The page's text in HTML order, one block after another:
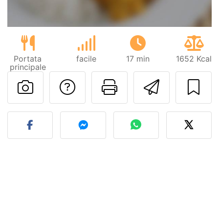
Portata
principale
facile 17 min 1652 Kcal
Invia
Stampa la
Contatta l'autore
Pubblica la foto di